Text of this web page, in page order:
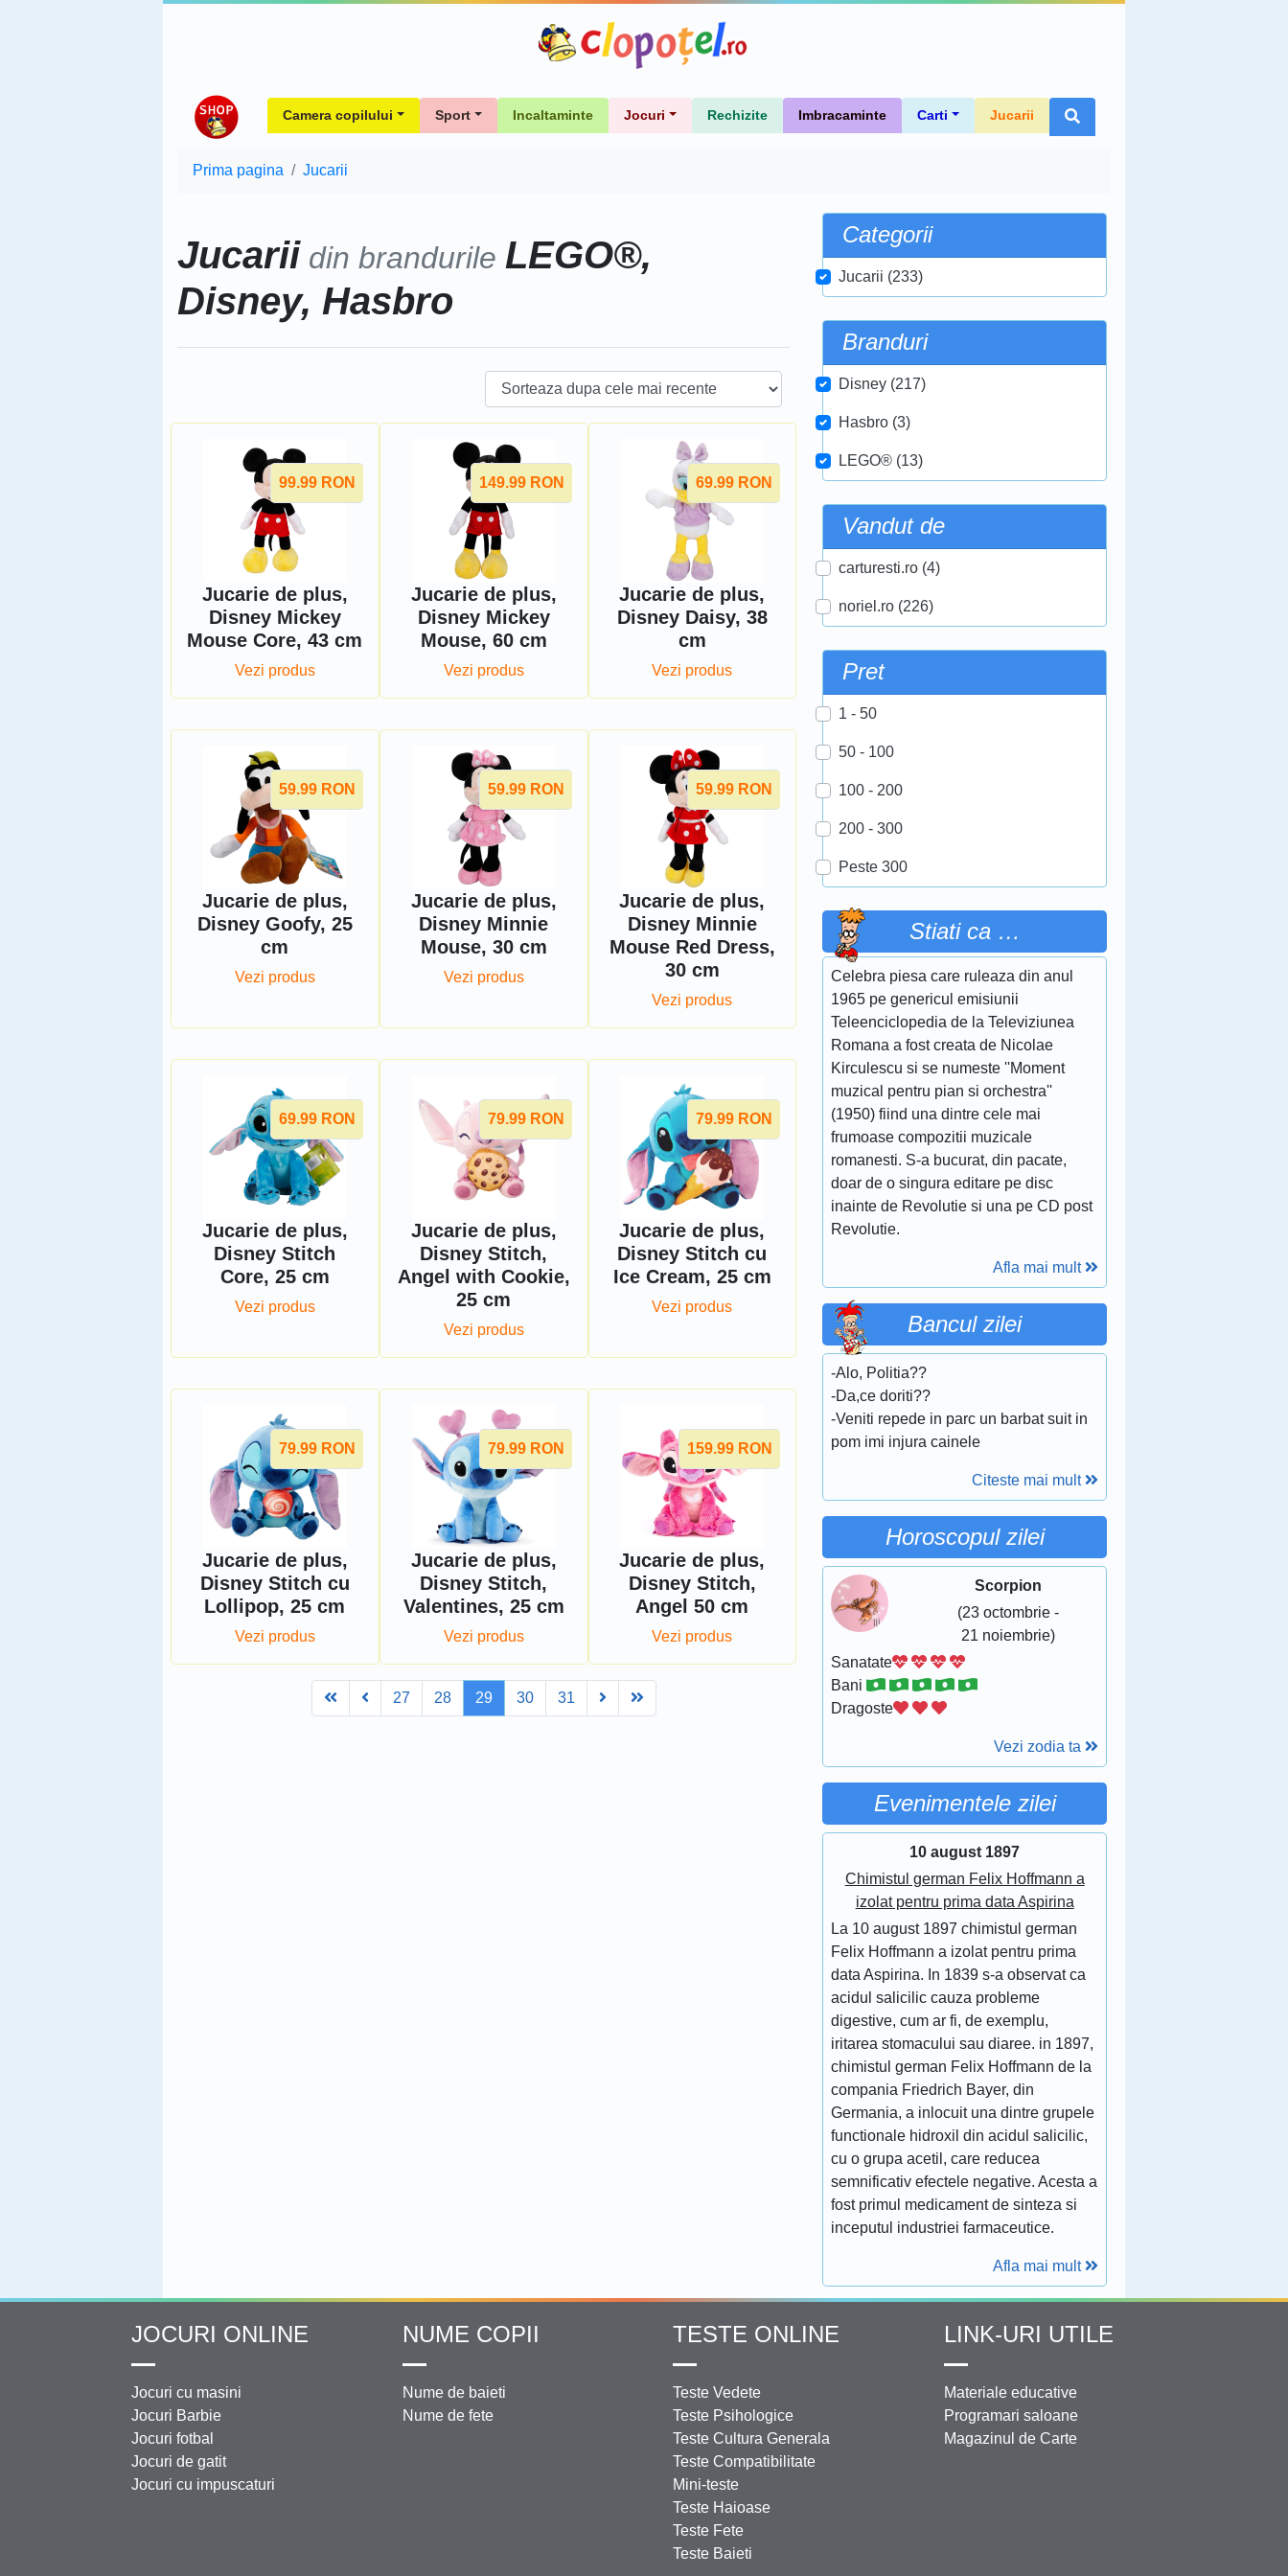
Camera copilului Sport Incaltaminte Jocuri Rechizite Imbracaminte Carti Jucarii
Prima pagina Jucarii
Jucarii din brandurile LEGO®,
Disney, Hasbro
99.99 RON
Jucarie de plus,
Disney Mickey
Mouse Core, 43 cm
Vezi produs
149.99 RON
Jucarie de plus,
Disney Mickey
Mouse, 60 cm
Vezi produs
69.99 RON
Jucarie de plus,
Disney Daisy, 38
cm
Vezi produs
59.99 RON
Jucarie de plus,
Disney Goofy, 25
cm
Vezi produs
59.99 RON
Jucarie de plus,
Disney Minnie
Mouse, 30 cm
Vezi produs
59.99 RON
Jucarie de plus,
Disney Minnie
Mouse Red Dress,
30 cm
Vezi produs
69.99 RON
Jucarie de plus,
Disney Stitch
Core, 25 cm
Vezi produs
79.99 RON
Jucarie de plus,
Disney Stitch,
Angel with Cookie,
25 cm
Vezi produs
79.99 RON
Jucarie de plus,
Disney Stitch cu
Ice Cream, 25 cm
Vezi produs
79.99 RON
Jucarie de plus,
Disney Stitch cu
Lollipop, 25 cm
Vezi produs
79.99 RON
Jucarie de plus,
Disney Stitch,
Valentines, 25 cm
Vezi produs
159.99 RON
Jucarie de plus,
Disney Stitch,
Angel 50 cm
Vezi produs
FirstPrev27 28 29 30 31 Next Last
Categorii
Jucarii (233)
Branduri
Disney (217)
Hasbro (3)
LEGO® (13)
Vandut de
carturesti.ro (4)
noriel.ro (226)
Pret
1 - 50
50 - 100
100 - 200
200 - 300
Peste 300
Stiati ca …
Celebra piesa care ruleaza din anul
1965 pe genericul emisiunii
Teleenciclopedia de la Televiziunea
Romana a fost creata de Nicolae
Kirculescu si se numeste ''Moment
muzical pentru pian si orchestra''
(1950) fiind una dintre cele mai
frumoase compozitii muzicale
romanesti. S-a bucurat, din pacate,
doar de o singura editare pe disc
inainte de Revolutie si una pe CD post
Revolutie.
Afla mai mult
Bancul zilei
-Alo, Politia??
-Da,ce doriti??
-Veniti repede in parc un barbat suit in
pom imi injura cainele
Citeste mai mult
Horoscopul zilei
Scorpion
(23 octombrie -
21 noiembrie)
Sanatate
Bani
Dragoste
Vezi zodia ta
Evenimentele zilei
10 august 1897
Chimistul german Felix Hoffmann a
izolat pentru prima data Aspirina
La 10 august 1897 chimistul german
Felix Hoffmann a izolat pentru prima
data Aspirina. In 1839 s-a observat ca
acidul salicilic cauza probleme
digestive, cum ar fi, de exemplu,
iritarea stomacului sau diaree. in 1897,
chimistul german Felix Hoffmann de la
compania Friedrich Bayer, din
Germania, a inlocuit una dintre grupele
functionale hidroxil din acidul salicilic,
cu o grupa acetil, care reducea
semnificativ efectele negative. Acesta a
fost primul medicament de sinteza si
inceputul industriei farmaceutice.
Afla mai mult
JOCURI ONLINE
Jocuri cu masini
Jocuri Barbie
Jocuri fotbal
Jocuri de gatit
Jocuri cu impuscaturi
NUME COPII
Nume de baieti
Nume de fete
TESTE ONLINE
Teste Vedete
Teste Psihologice
Teste Cultura Generala
Teste Compatibilitate
Mini-teste
Teste Haioase
Teste Fete
Teste Baieti
LINK-URI UTILE
Materiale educative
Programari saloane
Magazinul de Carte